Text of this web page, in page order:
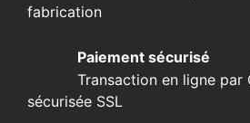
fabrication
Paiement sécurisé
Transaction en ligne par
sécurisée SSL